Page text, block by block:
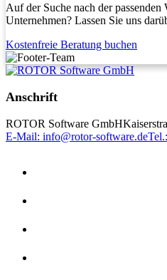
Auf der Suche nach der
Unternehmen? Lassen Sie uns
Kostenfreie Beratung buchen
Anschrift
ROTOR Software GmbH
E-Mail: info@rotor-software.de